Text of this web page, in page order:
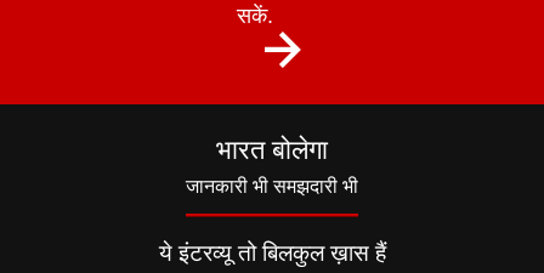
सकें.
भारत बोलेगा
जानकारी भी समझदारी भी
ये इंटरव्यू तो बिलकुल ख़ास हैं